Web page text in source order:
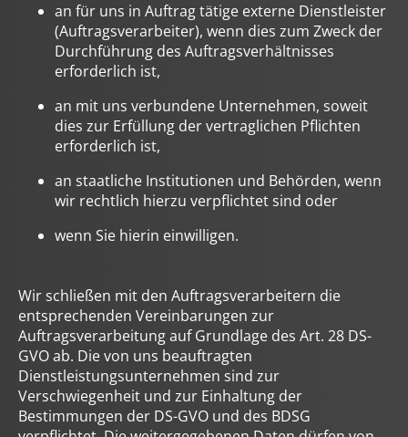
an für uns in Auftrag tätige externe Dienstleister
(Auftragsverarbeiter), wenn dies zum Zweck der
Durchführung des Auftragsverhältnisses
erforderlich ist,
an mit uns verbundene Unternehmen, soweit
dies zur Erfüllung der vertraglichen Pflichten
erforderlich ist,
an staatliche Institutionen und Behörden, wenn
wir rechtlich hierzu verpflichtet sind oder
wenn Sie hierin einwilligen.
Wir schließen mit den Auftragsverarbeitern die
entsprechenden Vereinbarungen zur
Auftragsverarbeitung auf Grundlage des Art. 28 DS-
GVO ab. Die von uns beauftragten
Dienstleistungsunternehmen sind zur
Verschwiegenheit und zur Einhaltung der
Bestimmungen der DS-GVO und des BDSG